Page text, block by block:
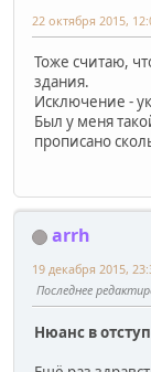
22 октября 2015,
Тоже считаю,
здания.
Исключение -
Был у меня
прописано
arrh
19 декабря 2015,
Последнее
Нюанс в